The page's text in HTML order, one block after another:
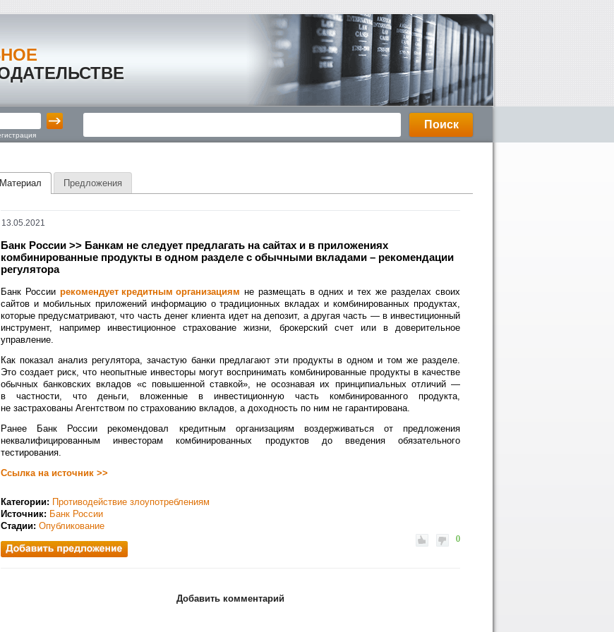
Материал Предложения
13.05.2021
Банк России >> Банкам не следует предлагать на сайтах и в приложениях
комбинированные продукты в одном разделе с обычными вкладами – рекомендации
регулятора
Банк России рекомендует кредитным организациям не размещать в одних и тех же разделах своих
сайтов и мобильных приложений информацию о традиционных вкладах и комбинированных продуктах,
которые предусматривают, что часть денег клиента идет на депозит, а другая часть — в инвестиционный
инструмент, например инвестиционное страхование жизни, брокерский счет или в доверительное
управление.
Как показал анализ регулятора, зачастую банки предлагают эти продукты в одном и том же разделе.
Это создает риск, что неопытные инвесторы могут воспринимать комбинированные продукты в качестве
обычных банковских вкладов «с повышенной ставкой», не осознавая их принципиальных отличий —
в частности, что деньги, вложенные в инвестиционную часть комбинированного продукта,
не застрахованы Агентством по страхованию вкладов, а доходность по ним не гарантирована.
Ранее Банк России рекомендовал кредитным организациям воздерживаться от предложения
неквалифицированным инвесторам комбинированных продуктов до введения обязательного
тестирования.
Ссылка на источник >>
Категории: Противодействие злоупотреблениям
Источник: Банк России
Стадии: Опубликование
0
Добавить комментарий